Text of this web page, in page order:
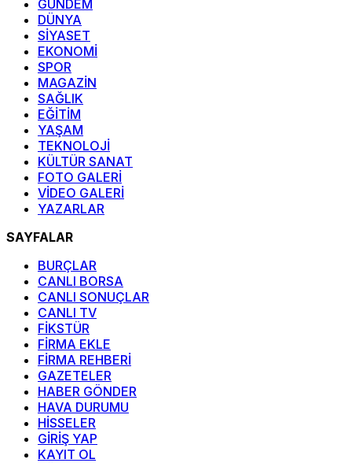
GÜNDEM
DÜNYA
SİYASET
EKONOMİ
SPOR
MAGAZİN
SAĞLIK
EĞİTİM
YAŞAM
TEKNOLOJİ
KÜLTÜR SANAT
FOTO GALERİ
VİDEO GALERİ
YAZARLAR
SAYFALAR
BURÇLAR
CANLI BORSA
CANLI SONUÇLAR
CANLI TV
FİKSTÜR
FİRMA EKLE
FİRMA REHBERİ
GAZETELER
HABER GÖNDER
HAVA DURUMU
HİSSELER
GİRİŞ YAP
KAYIT OL